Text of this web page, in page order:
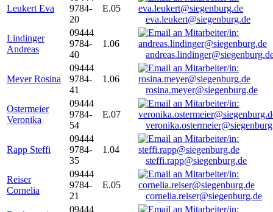
Leukert Eva
9784-
20
E.05
eva.leukert@siegenburg.de
Lindinger
Andreas
09444
9784-
40
1.06
Meyer Rosina
09444
9784-
41
1.06
rosina.meyer@siegenburg.de
Ostermeier
Veronika
09444
9784-
54
E.07
Rapp Steffi
09444
9784-
35
1.04
steffi.rapp@siegenburg.de
Reiser
Cornelia
09444
9784-
21
E.05
cornelia.reiser@siegenburg.de
09444